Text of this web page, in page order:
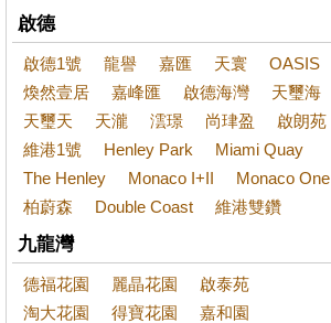
啟德
啟德1號 龍譽 嘉匯 天寰
OASIS
煥然壹居
嘉峰匯 啟德海灣
天璽海
天璽天
天瀧 澐璟 尚珒盈
啟朗苑
維港1號
Henley Park
Miami Quay
The Henley
Monaco I+II
Monaco One
柏蔚森
Double Coast 維港雙鑽
九龍灣
德福花園 麗晶花園
啟泰苑
淘大花園
得寶花園 嘉和園